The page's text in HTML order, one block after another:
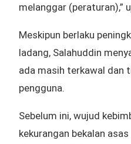
melanggar (peraturan),”
Meskipun berlaku
ladang, Salahuddin
ada masih terkawal dan
pengguna.
Sebelum ini, wujud
kekurangan bekalan